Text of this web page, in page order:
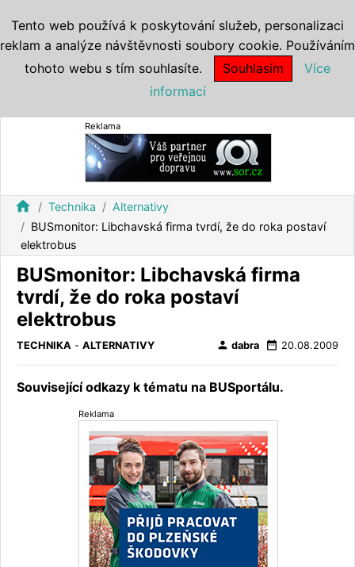
Reklama
home Technika
Alternativy
BUSmonitor: Libchavská firma tvrdí, že do roka postaví
elektrobus
BUSmonitor: Libchavská firma
tvrdí, že do roka postaví
elektrobus
TECHNIKA - ALTERNATIVY person dabra date_range 20.08.2009
Související odkazy k tématu na BUSportálu.
Reklama
Tento web používá k poskytování služeb, personalizaci
reklam a analýze návštěvnosti soubory cookie. Používáním
tohoto webu s tím souhlasíte.
Souhlasím
Více
informací